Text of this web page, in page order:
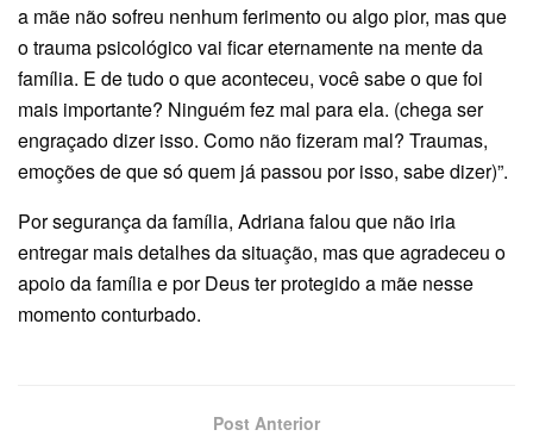
a mãe não sofreu nenhum ferimento ou algo pior, mas que
o trauma psicológico vai ficar eternamente na mente da
família. E de tudo o que aconteceu, você sabe o que foi
mais importante? Ninguém fez mal para ela. (chega ser
engraçado dizer isso. Como não fizeram mal? Traumas,
emoções de que só quem já passou por isso, sabe dizer)”.
Por segurança da família, Adriana falou que não iria
entregar mais detalhes da situação, mas que agradeceu o
apoio da família e por Deus ter protegido a mãe nesse
momento conturbado.
Post Anterior